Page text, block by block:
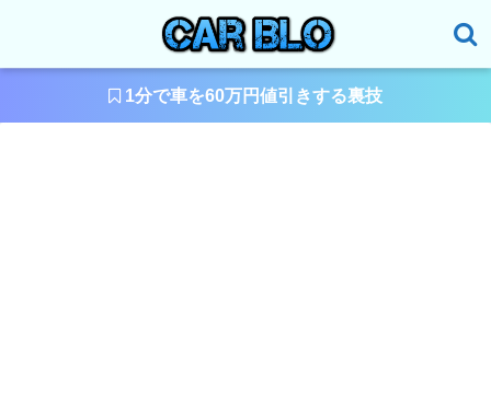
1分で車を60万円値引きする裏技